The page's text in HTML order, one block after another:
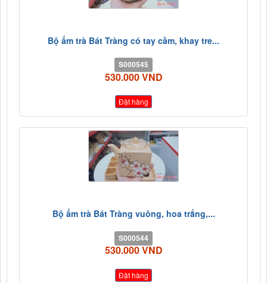
Bộ ấm trà Bát Tràng có tay cầm, khay tre...
S000545
530.000 VND
Đặt hàng
Bộ ấm trà Bát Tràng vuông, hoa trắng,...
S000544
530.000 VND
Đặt hàng